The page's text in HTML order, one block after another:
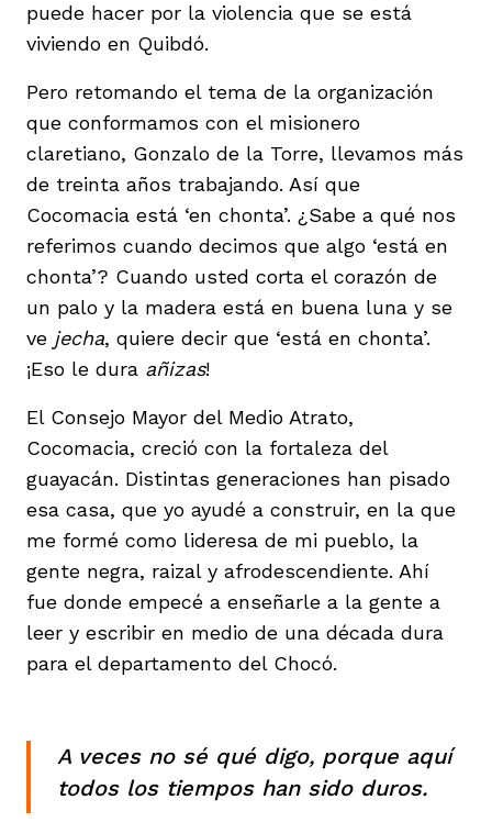
puede hacer por la violencia que se está
viviendo en Quibdó.
Pero retomando el tema de la organización
que conformamos con el misionero
claretiano, Gonzalo de la Torre, llevamos más
de treinta años trabajando. Así que
Cocomacia está ‘en chonta’. ¿Sabe a qué nos
referimos cuando decimos que algo ‘está en
chonta’? Cuando usted corta el corazón de
un palo y la madera está en buena luna y se
ve jecha, quiere decir que ‘está en chonta’.
¡Eso le dura añizas!
El Consejo Mayor del Medio Atrato,
Cocomacia, creció con la fortaleza del
guayacán. Distintas generaciones han pisado
esa casa, que yo ayudé a construir, en la que
me formé como lideresa de mi pueblo, la
gente negra, raizal y afrodescendiente. Ahí
fue donde empecé a enseñarle a la gente a
leer y escribir en medio de una década dura
para el departamento del Chocó.
A veces no sé qué digo, porque aquí
todos los tiempos han sido duros.